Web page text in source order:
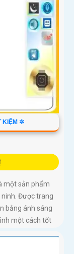
KIỆM ✲
một sản phẩm
Được trang
bằng ánh sáng
một cách tốt